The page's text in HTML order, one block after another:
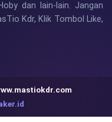
dan lain-lain. Jangan
Kdr, Klik Tombol Like,